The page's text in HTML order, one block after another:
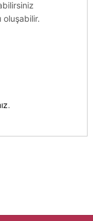
oluşabilir.
.